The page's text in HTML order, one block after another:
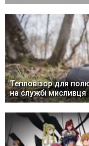
Тепловізор для
на службі мисливця